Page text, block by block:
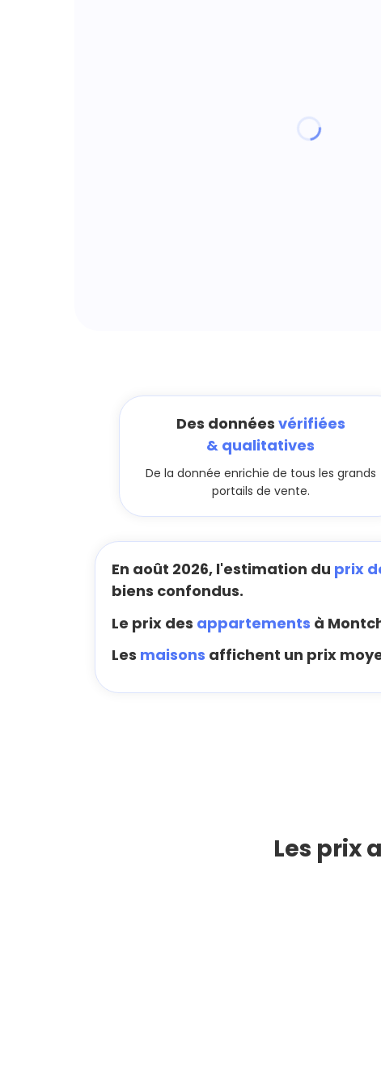
Des données vérifiées
& qualitatives
De la donnée enrichie de tous les grands
portails de vente.
En août 2026, l'estimation du prix
biens confondus.
Le prix des appartements à
Les maisons affichent un prix
Les prix